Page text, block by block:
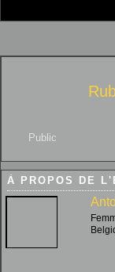
Public
À PROPOS DE